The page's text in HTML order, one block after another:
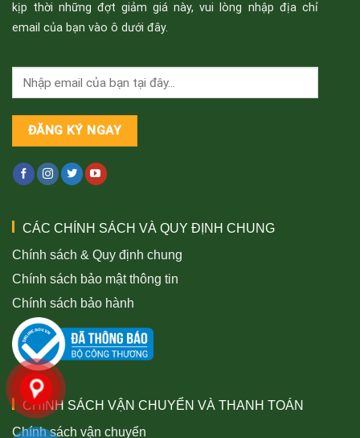
kịp thời những đợt giảm giá này, vui lòng nhập địa chỉ
email của bạn vào ô dưới đây.
CÁC CHÍNH SÁCH VÀ QUY ĐỊNH CHUNG
Chính sách & Quy định chung
Chính sách bảo mật thông tin
Chính sách bảo hành
CHÍNH SÁCH VẬN CHUYỂN VÀ THANH TOÁN
Chính sách vận chuyển